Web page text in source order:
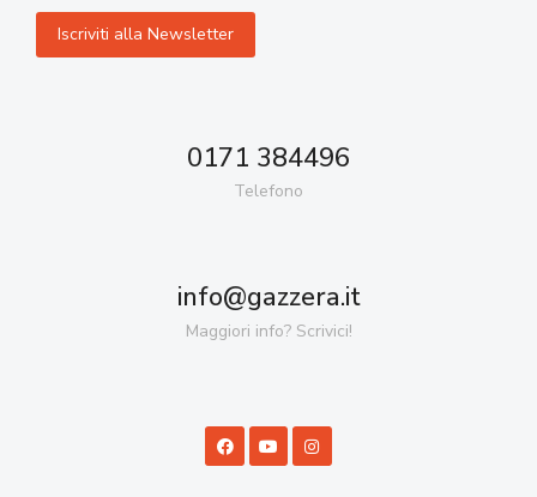
0171 384496
Telefono
info@gazzera.it
Maggiori info? Scrivici!